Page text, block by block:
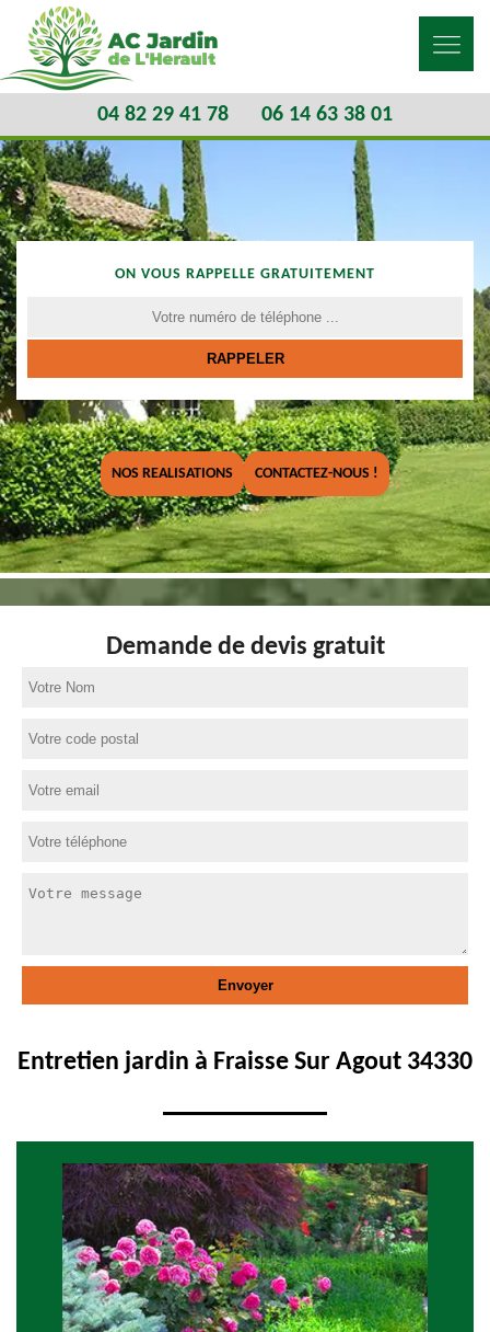
04 82 29 41 78 06 14 63 38 01
ON VOUS RAPPELLE GRATUITEMENT
NOS REALISATIONS CONTACTEZ-NOUS !
Demande de devis gratuit
Entretien jardin à Fraisse Sur Agout 34330